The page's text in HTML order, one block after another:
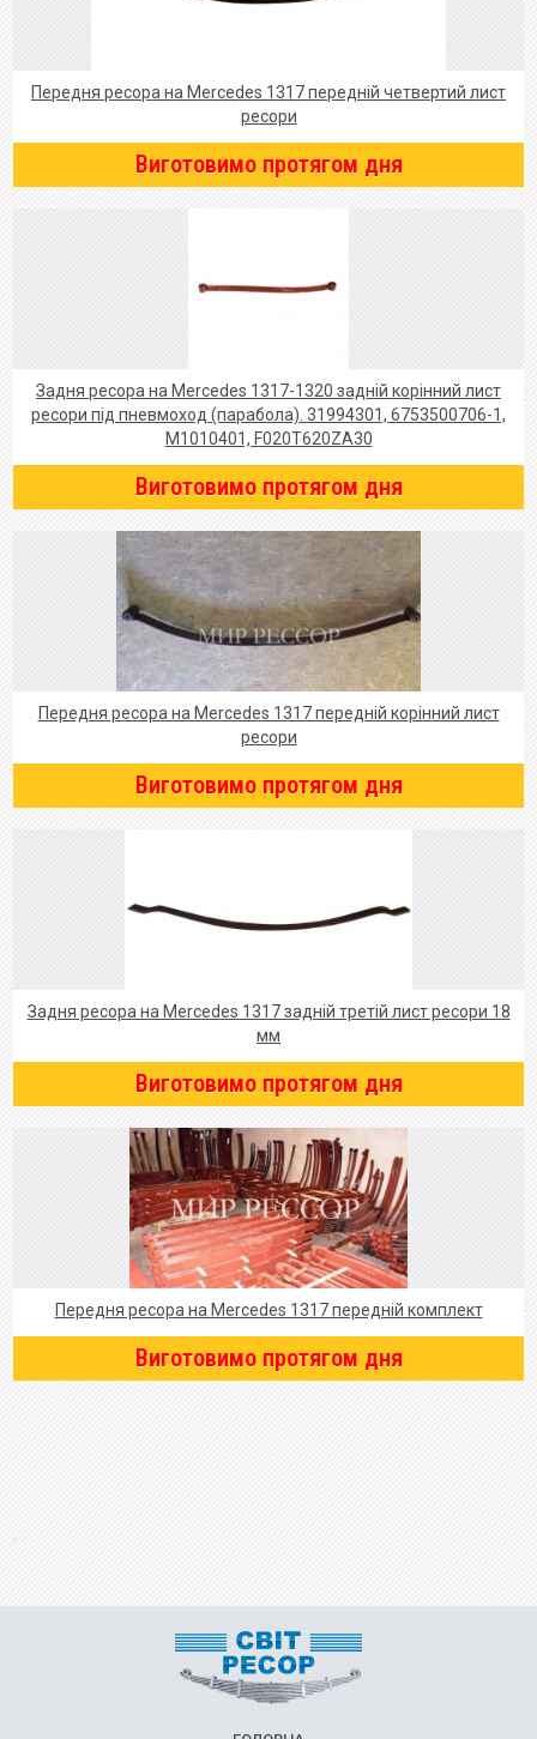
Передня ресора на Mercedes 1317 передній четвертий лист
ресори
Виготовимо протягом дня
Задня ресора на Mercedes 1317-1320 задній корінний лист
ресори під пневмоход (парабола). 31994301, 6753500706-1,
M1010401, F020T620ZA30
Виготовимо протягом дня
Передня ресора на Mercedes 1317 передній корінний лист
ресори
Виготовимо протягом дня
Задня ресора на Mercedes 1317 задній третій лист ресори 18
мм
Виготовимо протягом дня
Передня ресора на Mercedes 1317 передній комплект
Виготовимо протягом дня